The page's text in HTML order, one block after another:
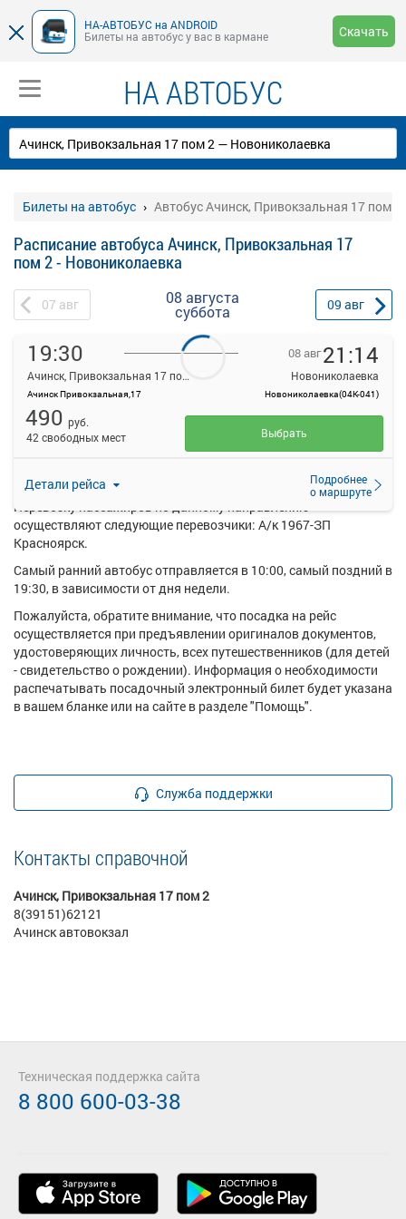
НА-АВТОБУС на ANDROID
Билеты на автобус у вас в кармане
Скачать
НА АВТОБУС
Билеты на автобус Автобус Ачинск, Привокзальная 17 пом
Расписание автобуса Ачинск, Привокзальная 17
пом 2 - Новониколаевка
07 авг 08 августа
суббота 09 авг
19:30
Ачинск, Привокзальная 17 пом 2
Ачинск Привокзальная,17
08 авг21:14
Новониколаевка
Новониколаевка(04К-041)
Детали рейса
Подробнее
о маршруте
490 руб.
42 свободных мест
Выбрать
На данной странице вы можете ознакомиться с расписанием и
купить билет онлайн на автобус Ачинск, Привокзальная 17
пом 2 - Новониколаевка.
Новониколаевка курсирует в среднем 3 рейса.
Перевозку пассажиров по данному направлению
осуществляют следующие перевозчики: А/к 1967-ЗП
Красноярск.
Самый ранний автобус отправляется в 10:00, самый поздний в
19:30, в зависимости от дня недели.
Пожалуйста, обратите внимание, что посадка на рейс
осуществляется при предъявлении оригиналов документов,
удостоверяющих личность, всех путешественников (для детей
- свидетельство о рождении). Информация о необходимости
распечатывать посадочный электронный билет будет указана
в вашем бланке или на сайте в разделе "Помощь".
Служба поддержки
Контакты справочной
Ачинск, Привокзальная 17 пом 2
8(39151)62121
Ачинск автовокзал
Техническая поддержка сайта
8 800 600-03-38